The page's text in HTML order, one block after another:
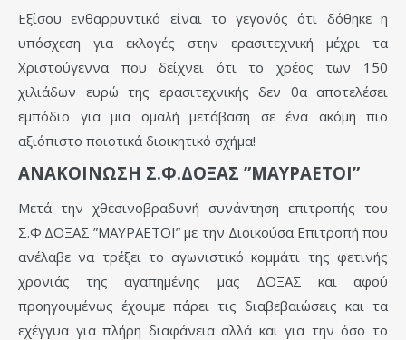
Εξίσου ενθαρρυντικό είναι το γεγονός ότι δόθηκε η
υπόσχεση για εκλογές στην ερασιτεχνική μέχρι τα
Χριστούγεννα που δείχνει ότι το χρέος των 150
χιλιάδων ευρώ της ερασιτεχνικής δεν θα αποτελέσει
εμπόδιο για μια ομαλή μετάβαση σε ένα ακόμη πιο
αξιόπιστο ποιοτικά διοικητικό σχήμα!
ΑΝΑΚΟΙΝΩΣΗ Σ.Φ.ΔΟΞΑΣ ”ΜΑΥΡΑΕΤΟΙ”
Μετά την χθεσινοβραδυνή συνάντηση επιτροπής του
Σ.Φ.ΔΟΞΑΣ ”ΜΑΥΡΑΕΤΟΙ” με την Διοικούσα Επιτροπή που
ανέλαβε να τρέξει το αγωνιστικό κομμάτι της φετινής
χρονιάς της αγαπημένης μας ΔΟΞΑΣ και αφού
προηγουμένως έχουμε πάρει τις διαβεβαιώσεις και τα
εχέγγυα για πλήρη διαφάνεια αλλά και για την όσο το